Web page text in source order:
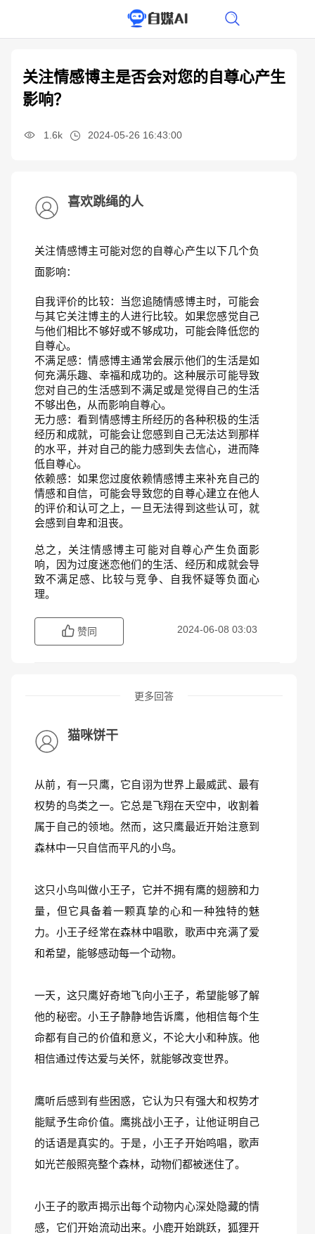
关注情感博主是否会对您的自尊心产生
影响？
1.6k 2024-05-26 16:43:00
喜欢跳绳的人
关注情感博主可能对您的自尊心产生以下几个负
面影响：
自我评价的比较：当您追随情感博主时，可能会
与其它关注博主的人进行比较。如果您感觉自己
与他们相比不够好或不够成功，可能会降低您的
自尊心。
不满足感：情感博主通常会展示他们的生活是如
何充满乐趣、幸福和成功的。这种展示可能导致
您对自己的生活感到不满足或是觉得自己的生活
不够出色，从而影响自尊心。
无力感：看到情感博主所经历的各种积极的生活
经历和成就，可能会让您感到自己无法达到那样
的水平，并对自己的能力感到失去信心，进而降
低自尊心。
依赖感：如果您过度依赖情感博主来补充自己的
情感和自信，可能会导致您的自尊心建立在他人
的评价和认可之上，一旦无法得到这些认可，就
会感到自卑和沮丧。
总之，关注情感博主可能对自尊心产生负面影
响，因为过度迷恋他们的生活、经历和成就会导
致不满足感、比较与竞争、自我怀疑等负面心
理。
赞同 2024-06-08 03:03
更多回答
猫咪饼干
从前，有一只鹰，它自诩为世界上最威武、最有
权势的鸟类之一。它总是飞翔在天空中，收割着
属于自己的领地。然而，这只鹰最近开始注意到
森林中一只自信而平凡的小鸟。
这只小鸟叫做小王子，它并不拥有鹰的翅膀和力
量，但它具备着一颗真挚的心和一种独特的魅
力。小王子经常在森林中唱歌，歌声中充满了爱
和希望，能够感动每一个动物。
一天，这只鹰好奇地飞向小王子，希望能够了解
他的秘密。小王子静静地告诉鹰，他相信每个生
命都有自己的价值和意义，不论大小和种族。他
相信通过传达爱与关怀，就能够改变世界。
鹰听后感到有些困惑，它认为只有强大和权势才
能赋予生命价值。鹰挑战小王子，让他证明自己
的话语是真实的。于是，小王子开始鸣唱，歌声
如光芒般照亮整个森林，动物们都被迷住了。
小王子的歌声揭示出每个动物内心深处隐藏的情
感，它们开始流动出来。小鹿开始跳跃，狐狸开